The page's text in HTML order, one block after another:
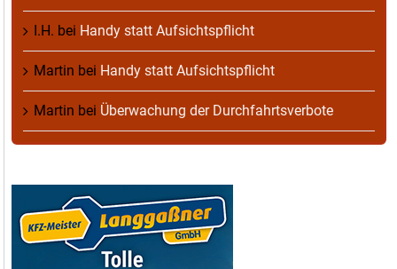
I.H. bei Handy statt Aufsichtspflicht
Martin bei Handy statt Aufsichtspflicht
Martin bei Überwachung der Durchfahrtsverbote